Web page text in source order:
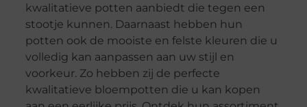
kwalitatieve potten aanbiedt die tegen een
stootje kunnen. Daarnaast hebben hun
potten ook de mooiste en felste kleuren die u
volledig kan aanpassen aan uw stijl en
voorkeur. Zo hebben zij de perfecte
kwalitatieve bloempotten die u kan kopen